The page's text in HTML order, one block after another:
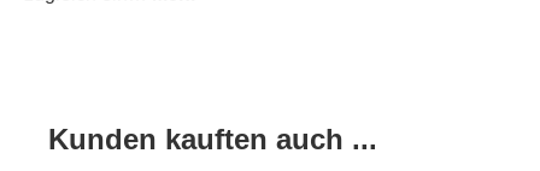
Produktgalerie überspringen
Kunden kauften auch ...